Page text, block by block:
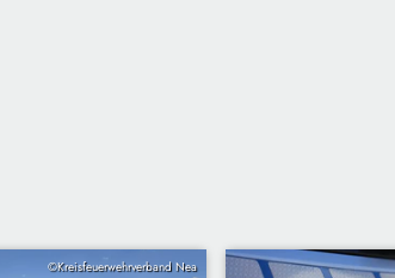
©Kreisfeuerwehrverband Nea